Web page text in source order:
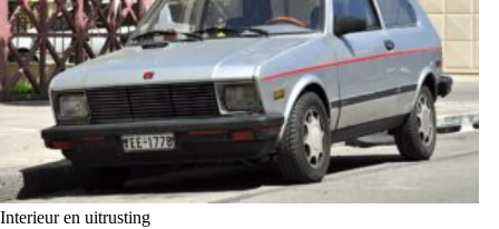
Interieur en uitrusting